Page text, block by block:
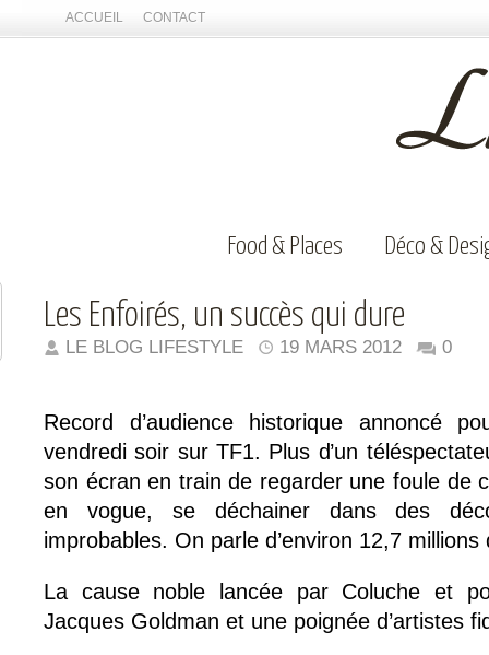
ACCUEIL CONTACT
Food & Places Déco &
Les Enfoirés, un succès qui dure
LE BLOG LIFESTYLE 19 MARS 2012 0
Record d’audience historique annoncé
vendredi soir sur TF1. Plus d’un
son écran en train de regarder une foule de
en vogue, se déchainer dans des
improbables. On parle d’environ 12,7
La cause noble lancée par Coluche et
Jacques Goldman et une poignée d’artistes